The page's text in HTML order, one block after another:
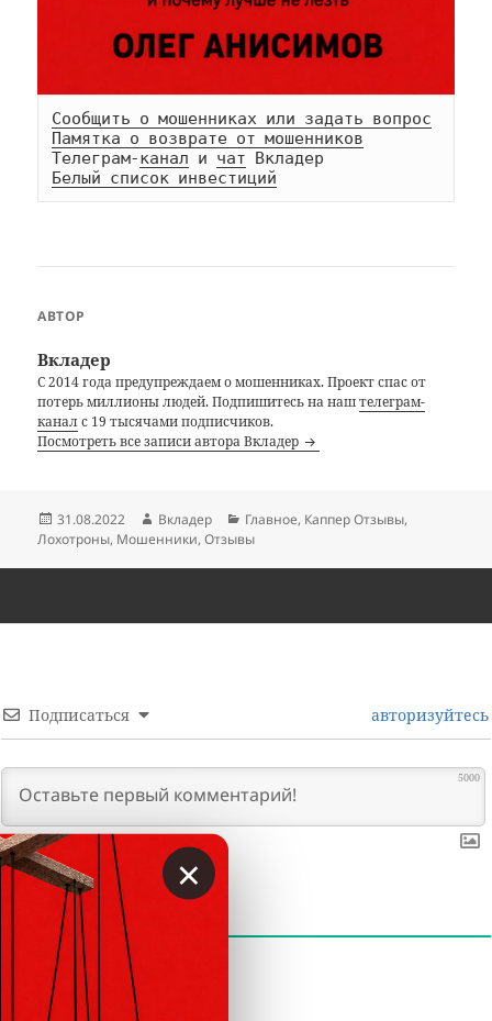
Сообщить о мошенниках или задать вопрос
Памятка о возврате от мошенников
Телеграм-канал и чат
Белый список инвестиций
АВТОР
Вкладер
С 2014 года предупреждаем о мошенниках. Проект спас от
потерь миллионы людей. Подпишитесь на наштелеграм-
каналс 19 тысячами подписчиков.
Посмотреть все записи автора Вкладер
Опубликовано
31.08.2022 Автор
Вкладер Рубрики
Главное, Каппер Отзывы,
Лохотроны, Мошенники,Отзывы
Подписаться авторизуйтесь
5000
КОММЕНТАРИИ
×